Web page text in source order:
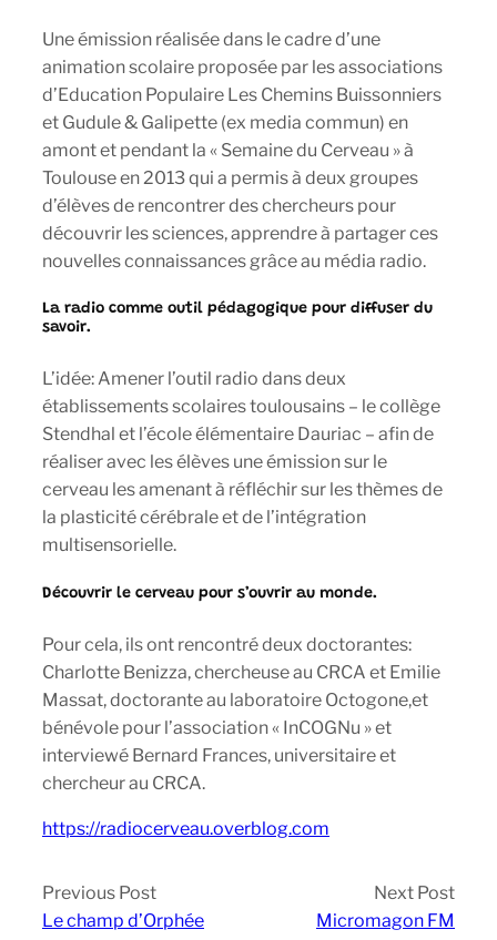
Une émission réalisée dans le cadre d’une
animation scolaire proposée par les associations
d’Education Populaire Les Chemins Buissonniers
et Gudule & Galipette (ex media commun) en
amont et pendant la « Semaine du Cerveau » à
Toulouse en 2013 qui a permis à deux groupes
d’élèves de rencontrer des chercheurs pour
découvrir les sciences, apprendre à partager ces
nouvelles connaissances grâce au média radio.
La radio comme outil pédagogique pour diffuser du
savoir.
L’idée: Amener l’outil radio dans deux
établissements scolaires toulousains – le collège
Stendhal et l’école élémentaire Dauriac – afin de
réaliser avec les élèves une émission sur le
cerveau les amenant à réfléchir sur les thèmes de
la plasticité cérébrale et de l’intégration
multisensorielle.
Découvrir le cerveau pour s’ouvrir au monde.
Pour cela, ils ont rencontré deux doctorantes:
Charlotte Benizza, chercheuse au CRCA et Emilie
Massat, doctorante au laboratoire Octogone,et
bénévole pour l’association « InCOGNu » et
interviewé Bernard Frances, universitaire et
chercheur au CRCA.
https://radiocerveau.overblog.com
Previous Post
Le champ d’Orphée
Next Post
Micromagon FM